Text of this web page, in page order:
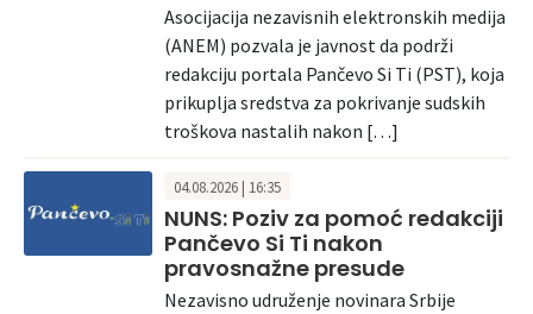
Asocijacija nezavisnih elektronskih medija
(ANEM) pozvala je javnost da podrži
redakciju portala Pančevo Si Ti (PST), koja
prikuplja sredstva za pokrivanje sudskih
troškova nastalih nakon […]
04.08.2026 | 16:35
NUNS: Poziv za pomoć redakciji
Pančevo Si Ti nakon
pravosnažne presude
Nezavisno udruženje novinara Srbije